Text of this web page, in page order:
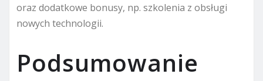
oraz dodatkowe bonusy, np. szkolenia z obsługi
nowych technologii.
Podsumowanie